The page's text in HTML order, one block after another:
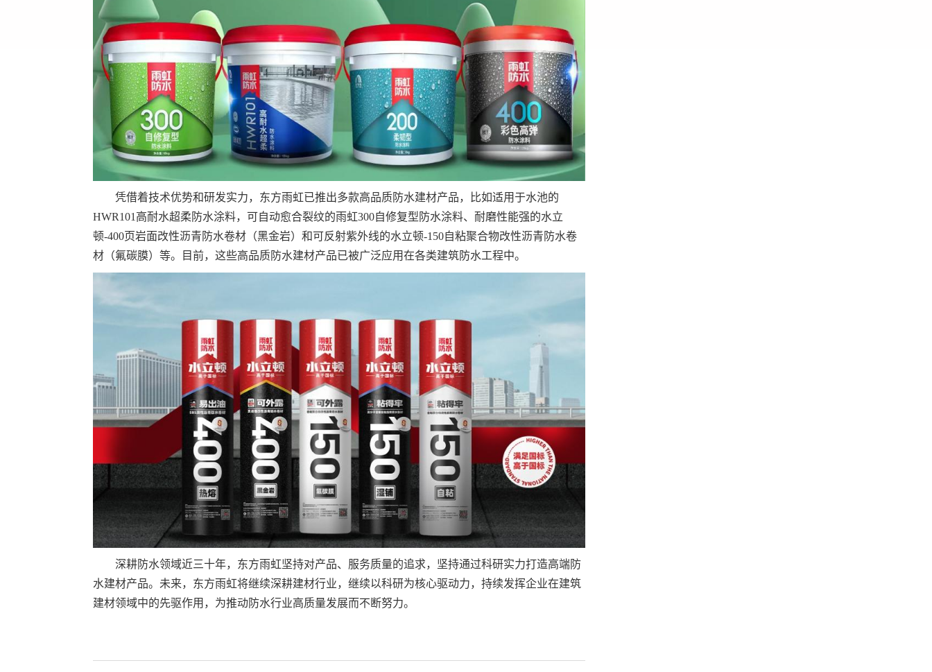
凭借着技术优势和研发实力，东方雨虹已推出多款高品质防水建材产品，比如适用于水池的
HWR101高耐水超柔防水涂料，可自动愈合裂纹的雨虹300自修复型防水涂料、耐磨性能强的水立
顿-400页岩面改性沥青防水卷材（黑金岩）和可反射紫外线的水立顿-150自粘聚合物改性沥青防水卷
材（氟碳膜）等。目前，这些高品质防水建材产品已被广泛应用在各类建筑防水工程中。
深耕防水领域近三十年，东方雨虹坚持对产品、服务质量的追求，坚持通过科研实力打造高端防
水建材产品。未来，东方雨虹将继续深耕建材行业，继续以科研为核心驱动力，持续发挥企业在建筑
建材领域中的先驱作用，为推动防水行业高质量发展而不断努力。